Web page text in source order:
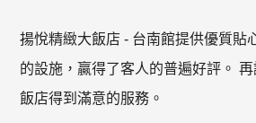
揚悅精緻大飯店 - 台南館提供優質貼
的設施，贏得了客人的普遍好評。
飯店得到滿意的服務。